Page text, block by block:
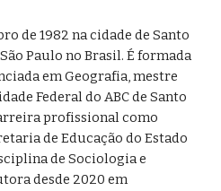
de 1982 na cidade de Santo
Paulo no Brasil. É formada
em Geografia, mestre
Federal do ABC de Santo
profissional como
de Educação do Estado
de Sociologia e
desde 2020 em